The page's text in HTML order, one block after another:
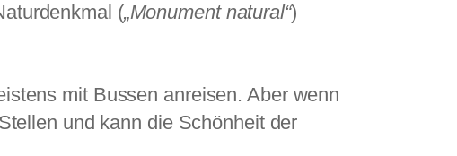
(„Monument natural“)
mit Bussen anreisen. Aber wenn
und kann die Schönheit der